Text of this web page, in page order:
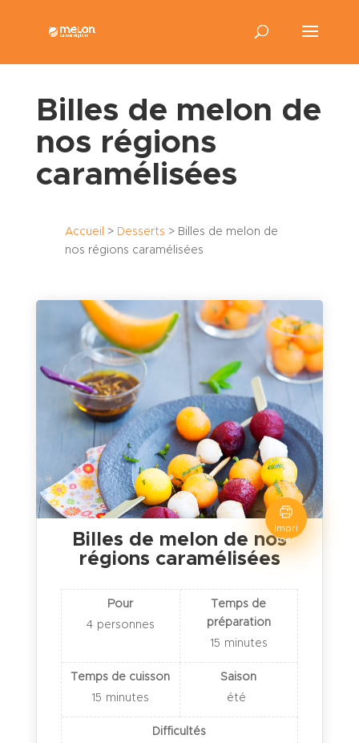
Billes de melon de
nos régions
caramélisées
Accueil > Desserts > Billes de melon de
nos régions caramélisées
Impri
mer
Billes de melon de nos
régions caramélisées
Pour
4 personnes
Temps de
préparation
15 minutes
Temps de cuisson
15 minutes
Saison
été
Difficultés